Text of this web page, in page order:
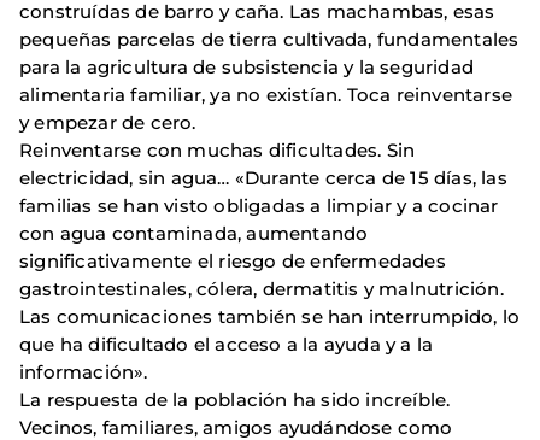
construídas de barro y caña. Las machambas, esas
pequeñas parcelas de tierra cultivada, fundamentales
para la agricultura de subsistencia y la seguridad
alimentaria familiar, ya no existían. Toca reinventarse
y empezar de cero.
Reinventarse con muchas dificultades. Sin
electricidad, sin agua… «Durante cerca de 15 días, las
familias se han visto obligadas a limpiar y a cocinar
con agua contaminada, aumentando
significativamente el riesgo de enfermedades
gastrointestinales, cólera, dermatitis y malnutrición.
Las comunicaciones también se han interrumpido, lo
que ha dificultado el acceso a la ayuda y a la
información».
La respuesta de la población ha sido increíble.
Vecinos, familiares, amigos ayudándose como